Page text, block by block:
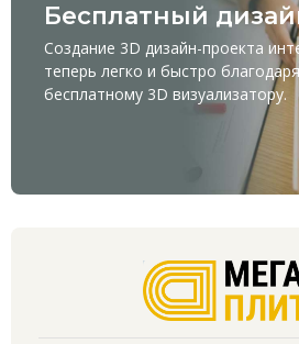
Бесплатный
Создание 3D дизайн-проекта
теперь легко и быстро
бесплатному 3D визуализатору.